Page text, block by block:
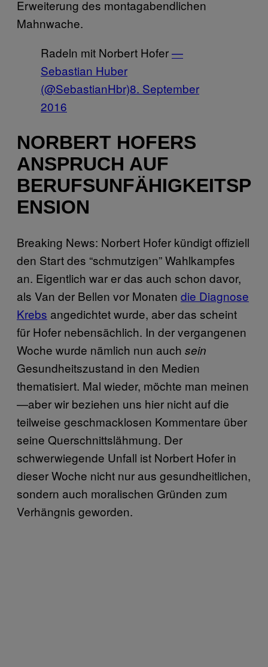
Erweiterung des montagabendlichen
Mahnwache.
Radeln mit Norbert Hofer—
Sebastian Huber
(@SebastianHbr)8. September
2016
NORBERT HOFERS
ANSPRUCH AUF
BERUFSUNFÄHIGKEITSP
ENSION
Breaking News: Norbert Hofer kündigt offiziell
den Start des “schmutzigen” Wahlkampfes
an. Eigentlich war er das auch schon davor,
als Van der Bellen vor Monaten die Diagnose
Krebs angedichtet wurde, aber das scheint
für Hofer nebensächlich. In der vergangenen
Woche wurde nämlich nun auch sein
Gesundheitszustand in den Medien
thematisiert. Mal wieder, möchte man meinen
—aber wir beziehen uns hier nicht auf die
teilweise geschmacklosen Kommentare über
seine Querschnittslähmung. Der
schwerwiegende Unfall ist Norbert Hofer in
dieser Woche nicht nur aus gesundheitlichen,
sondern auch moralischen Gründen zum
Verhängnis geworden.